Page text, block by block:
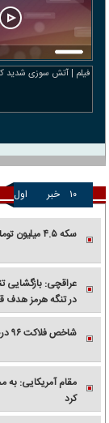
فیلم | آتش سوزی شدید
۱۰ خبر اول
سکه ۴.۵ میلیون تومان گران شد | جذابیت قیمت‌ها دلار را بالا کشید
عراقچی: بازگشایی
در تنگه هرمز هدف
شاخص فلاکت ۹۶ درصدی «آتش زیر خاکستر» است
مقام آمریکایی: به
کرد